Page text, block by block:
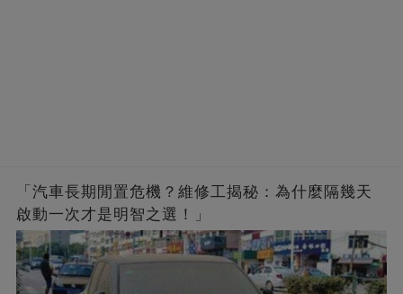
「汽車長期閒置危機？維修工揭秘：為什麼隔幾天
啟動一次才是明智之選！」